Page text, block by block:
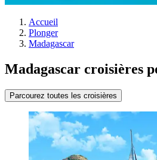
Accueil
Plonger
Madagascar
Madagascar croisières
Parcourez toutes les croisières